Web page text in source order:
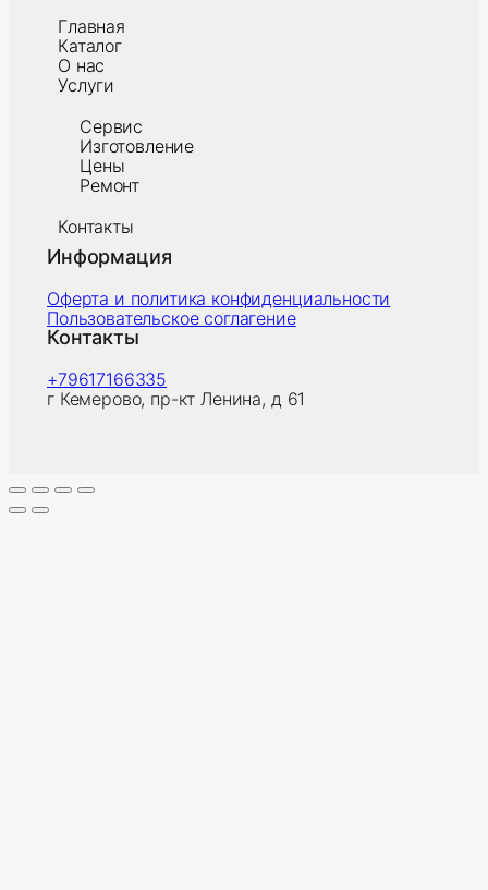
Главная
Каталог
О нас
Услуги
Сервис
Изготовление
Цены
Ремонт
Контакты
Информация
Оферта и политика конфиденциальности
Пользовательское соглагение
Контакты
+79617166335
г Кемерово, пр-кт Ленина, д 61